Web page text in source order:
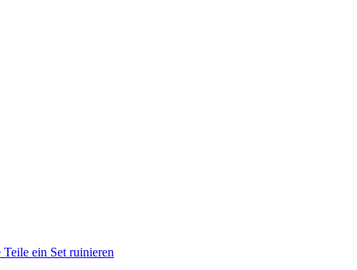
ein Set ruinieren